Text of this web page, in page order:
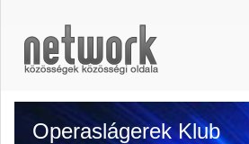
Operaslágerek Klub